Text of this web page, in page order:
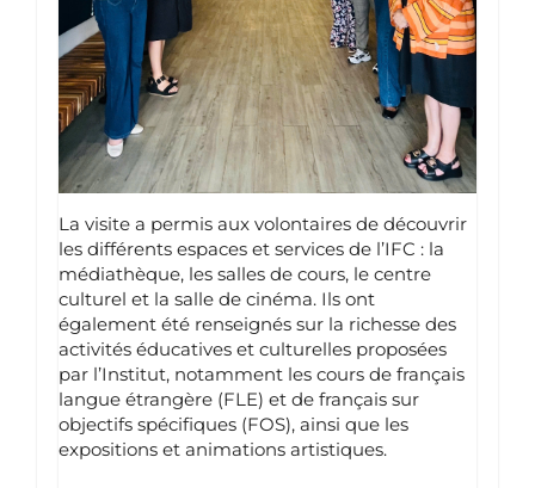
La visite a permis aux volontaires de découvrir
les différents espaces et services de l’IFC : la
médiathèque, les salles de cours, le centre
culturel et la salle de cinéma. Ils ont
également été renseignés sur la richesse des
activités éducatives et culturelles proposées
par l’Institut, notamment les cours de français
langue étrangère (FLE) et de français sur
objectifs spécifiques (FOS), ainsi que les
expositions et animations artistiques.